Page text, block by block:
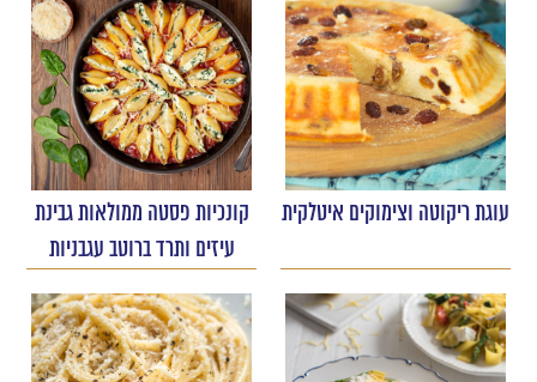
עוגת ריקוטה וצימוקים איטלקית
קונכיות פסטה ממולאות גבינת
עיזים ותרד ברוטב עגבניות